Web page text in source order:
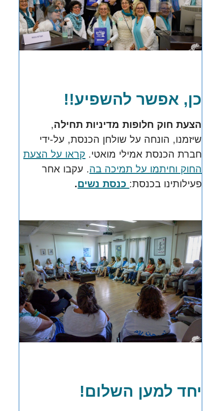
כן, אפשר להשפיע!!
הצעת חוק חלופות מדיניות תחילה,
שיזמנו, הונחה על שולחן הכנסת, על-ידי
חברת הכנסת אמילי מואטי. קראו על הצעת
החוק וחיתמו על תמיכה בה. עקבו אחר
פעילותינו בכנסת: כנסת נשים.
יחד למען השלום!